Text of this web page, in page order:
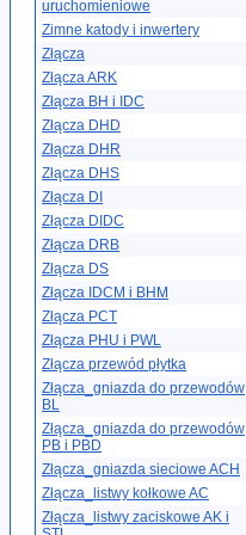
uruchomieniowe
Zimne katody i inwertery
Złącza
Złącza ARK
Złącza BH i IDC
Złącza DHD
Złącza DHR
Złącza DHS
Złącza DI
Złącza DIDC
Złącza DRB
Złącza DS
Złącza IDCM i BHM
Złącza PCT
Złącza PHU i PWL
Złącza przewód płytka
Złącza_gniazda do przewodów
BL
Złącza_gniazda do przewodów
PB i PBD
Złącza_gniazda sieciowe ACH
Złącza_listwy kołkowe AC
Złącza_listwy zaciskowe AK i